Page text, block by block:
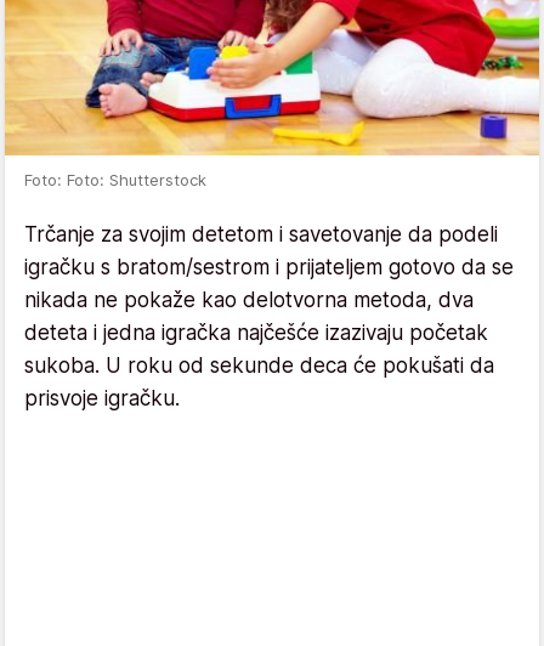
Foto: Foto: Shutterstock
Trčanje za svojim detetom i savetovanje da podeli
igračku s bratom/sestrom i prijateljem gotovo da se
nikada ne pokaže kao delotvorna metoda, dva
deteta i jedna igračka najčešće izazivaju početak
sukoba. U roku od sekunde deca će pokušati da
prisvoje igračku.